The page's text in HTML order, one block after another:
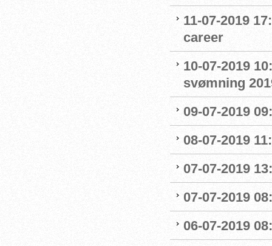
11-07-2019
career
10-07-2019
svømning
09-07-2019
08-07-2019
07-07-2019
07-07-2019
06-07-2019